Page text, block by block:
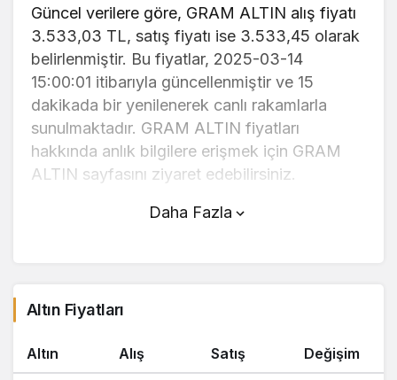
Güncel verilere göre, GRAM ALTIN alış fiyatı
3.533,03 TL, satış fiyatı ise 3.533,45 olarak
belirlenmiştir. Bu fiyatlar, 2025-03-14
15:00:01 itibarıyla güncellenmiştir ve 15
dakikada bir yenilenerek canlı rakamlarla
sunulmaktadır. GRAM ALTIN fiyatları
hakkında anlık bilgilere erişmek için GRAM
ALTIN sayfasını ziyaret edebilirsiniz.
GRAM ALTIN (TL) fiyatı bugün düştü.
yaklaşık işlem hacmi 0. Fiyatı son 24 saatte
0,440000 değişim göstermiştir..
GRAM ALTIN hesaplama işlemleri için,
Daha Fazla
Altın Fiyatları
Altın Alış Satış Değişim